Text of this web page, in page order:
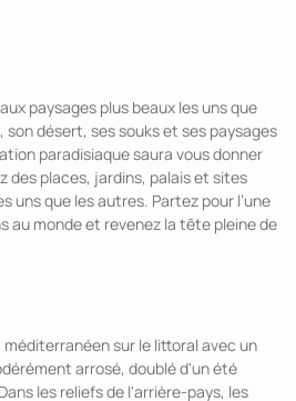
paysages plus beaux les uns que
son désert, ses souks et ses paysages
paradisiaque saura vous donner
des places, jardins, palais et sites
uns que les autres. Partez pour l’une
au monde et revenez la tête pleine de
sur le littoral avec un
arrosé, doublé d'un été
les reliefs de l'arrière-pays, les